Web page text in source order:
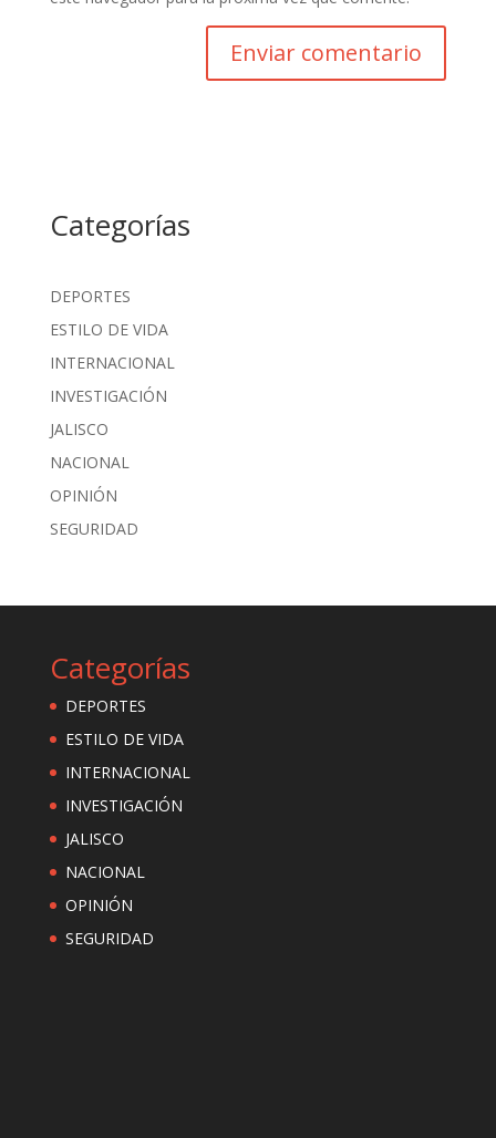
Categorías
DEPORTES
ESTILO DE VIDA
INTERNACIONAL
INVESTIGACIÓN
JALISCO
NACIONAL
OPINIÓN
SEGURIDAD
Categorías
DEPORTES
ESTILO DE VIDA
INTERNACIONAL
INVESTIGACIÓN
JALISCO
NACIONAL
OPINIÓN
SEGURIDAD